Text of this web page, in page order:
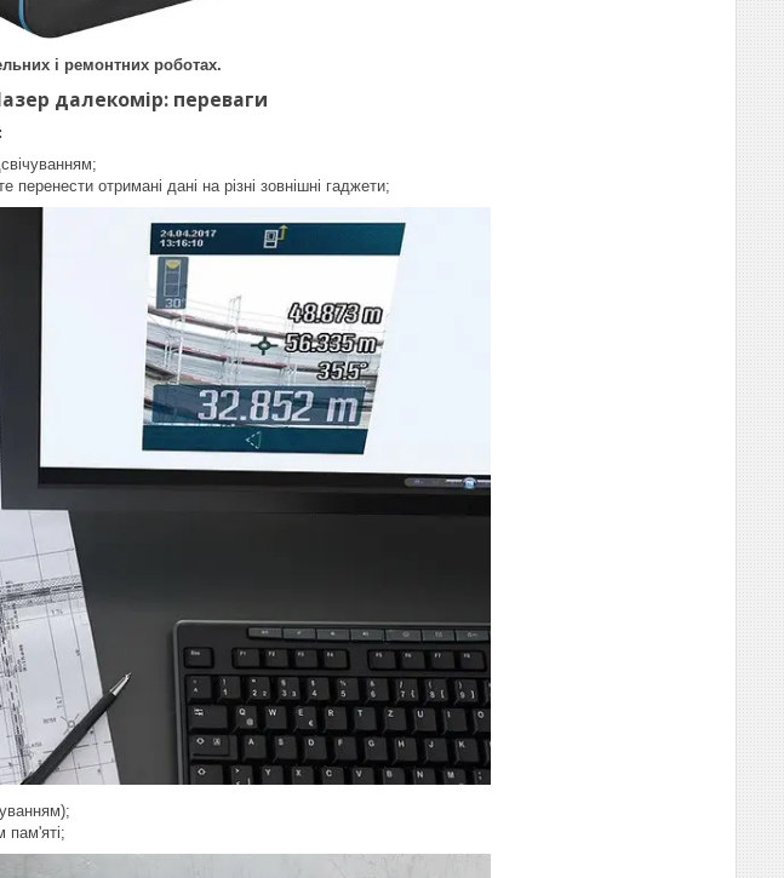
і ремонтних роботах.
азер далекомір: переваги
перенести отримані дані на різні зовнішні гаджети;
пам'яті;